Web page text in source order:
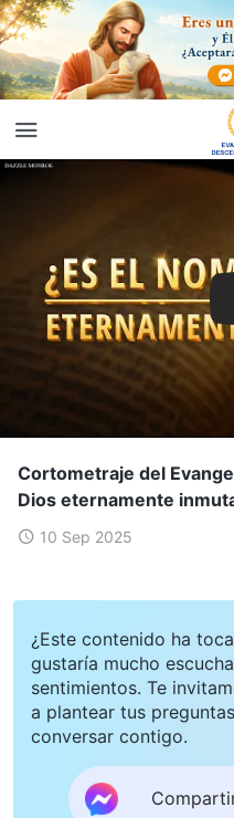
Cortometraje del
Dios eternamente
10 Sep 2025
¿Este contenido ha
gustaría mucho
sentimientos. Te
a plantear tus
conversar contigo.